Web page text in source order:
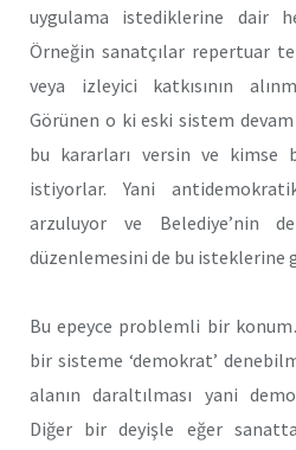
uygulama istediklerine dair
Örneğin sanatçılar repertuar
veya izleyici katkısının
Görünen o ki eski sistem
bu kararları versin ve kimse
istiyorlar. Yani
arzuluyor ve Belediye’nin
düzenlemesini de bu isteklerine
Bu epeyce problemli bir
bir sisteme ‘demokrat’
alanın daraltılması yani
Diğer bir deyişle eğer